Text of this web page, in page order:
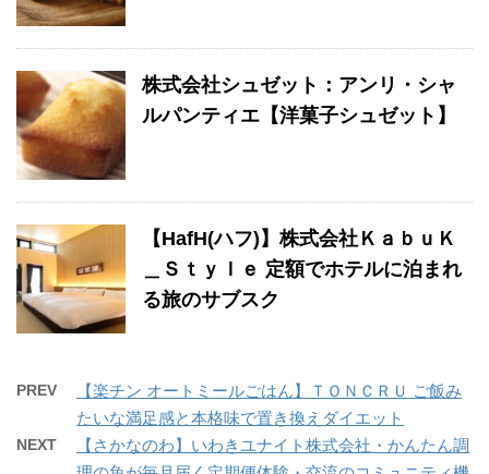
株式会社シュゼット：アンリ・シャ
ルパンティエ【洋菓子シュゼット】
【HafH(ハフ)】株式会社ＫａｂｕＫ
＿Ｓｔｙｌｅ 定額でホテルに泊まれ
る旅のサブスク
PREV
【楽チン オートミールごはん】ＴＯＮＣＲＵ ご飯み
たいな満足感と本格味で置き換えダイエット
NEXT
【さかなのわ】いわきユナイト株式会社・かんたん調